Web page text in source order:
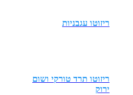
ריזוטו עגבניות
ריזוטו תרד טורקי ושום
ירוק